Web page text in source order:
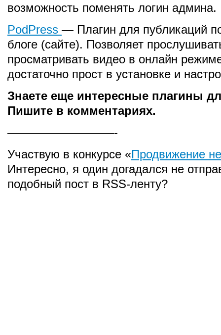
возможность поменять логин админа.
PodPress — Плагин для публикаций
блоге (сайте). Позволяет
просматривать видео в онлайн
достаточно прост в установке и
Знаете еще интересные плагины
Пишите в комментариях.
—————————-
Участвую в конкурсе «Продвижение
Интересно, я один догадался не
подобный пост в RSS-ленту?